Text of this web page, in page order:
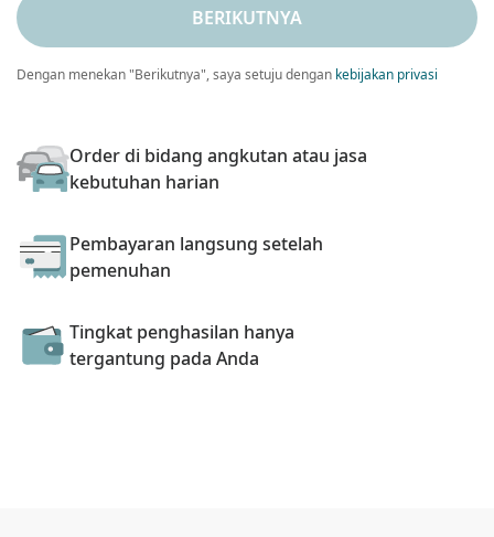
BERIKUTNYA
Dengan menekan "Berikutnya", saya setuju dengan kebijakan privasi
Order di bidang angkutan atau jasa
kebutuhan harian
Pembayaran langsung setelah
pemenuhan
Tingkat penghasilan hanya
tergantung pada Anda